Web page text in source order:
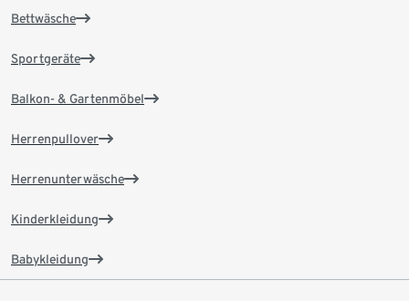
Bettwäsche
Sportgeräte
Balkon- & Gartenmöbel
Herrenpullover
Herrenunterwäsche
Kinderkleidung
Babykleidung